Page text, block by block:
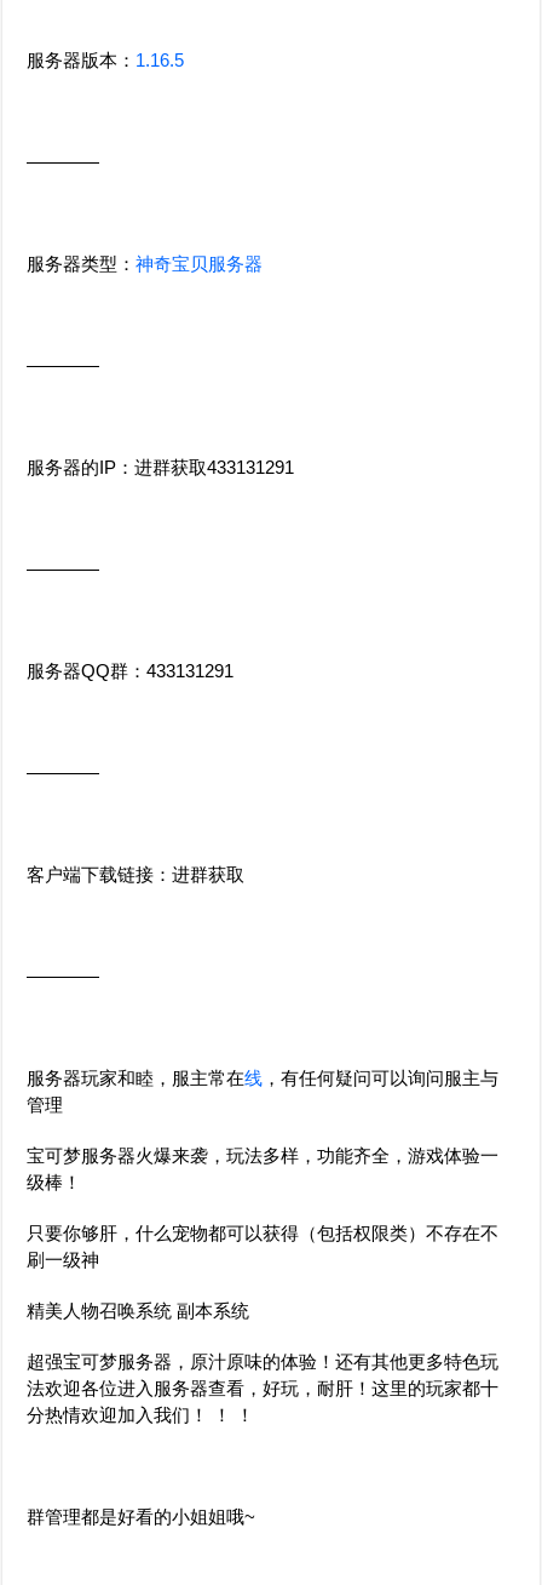
服务器版本： 1.16.5
————
服务器类型：神奇宝贝服务器
————
服务器的IP：进群获取433131291
————
服务器QQ群：433131291
————
客户端下载链接：进群获取
————
服务器玩家和睦，服主常在线 ，有任何疑问可以询问服主与
管理
宝可梦服务器火爆来袭，玩法多样，功能齐全，游戏体验一
级棒！
只要你够肝，什么宠物都可以获得（包括权限类）不存在不
刷一级神
精美人物召唤系统 副本系统
超强宝可梦服务器，原汁原味的体验！还有其他更多特色玩
法欢迎各位进入服务器查看，好玩，耐肝！这里的玩家都十
分热情欢迎加入我们！ ！ ！
群管理都是好看的小姐姐哦~